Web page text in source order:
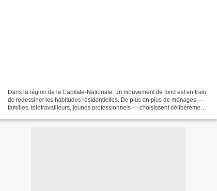
Dans la région de la Capitale-Nationale, un mouvement de fond est en train
de redessiner les habitudes résidentielles. De plus en plus de ménages —
familles, télétravailleurs, jeunes professionnels — choisissent délibérément